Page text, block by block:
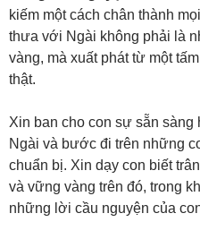
kiếm một cách chân thành
thưa với Ngài không phải là
vàng, mà xuất phát từ một
thật.
Xin ban cho con sự sẵn sàng
Ngài và bước đi trên những
chuẩn bị. Xin dạy con biết
và vững vàng trên đó, trong
những lời cầu nguyện của